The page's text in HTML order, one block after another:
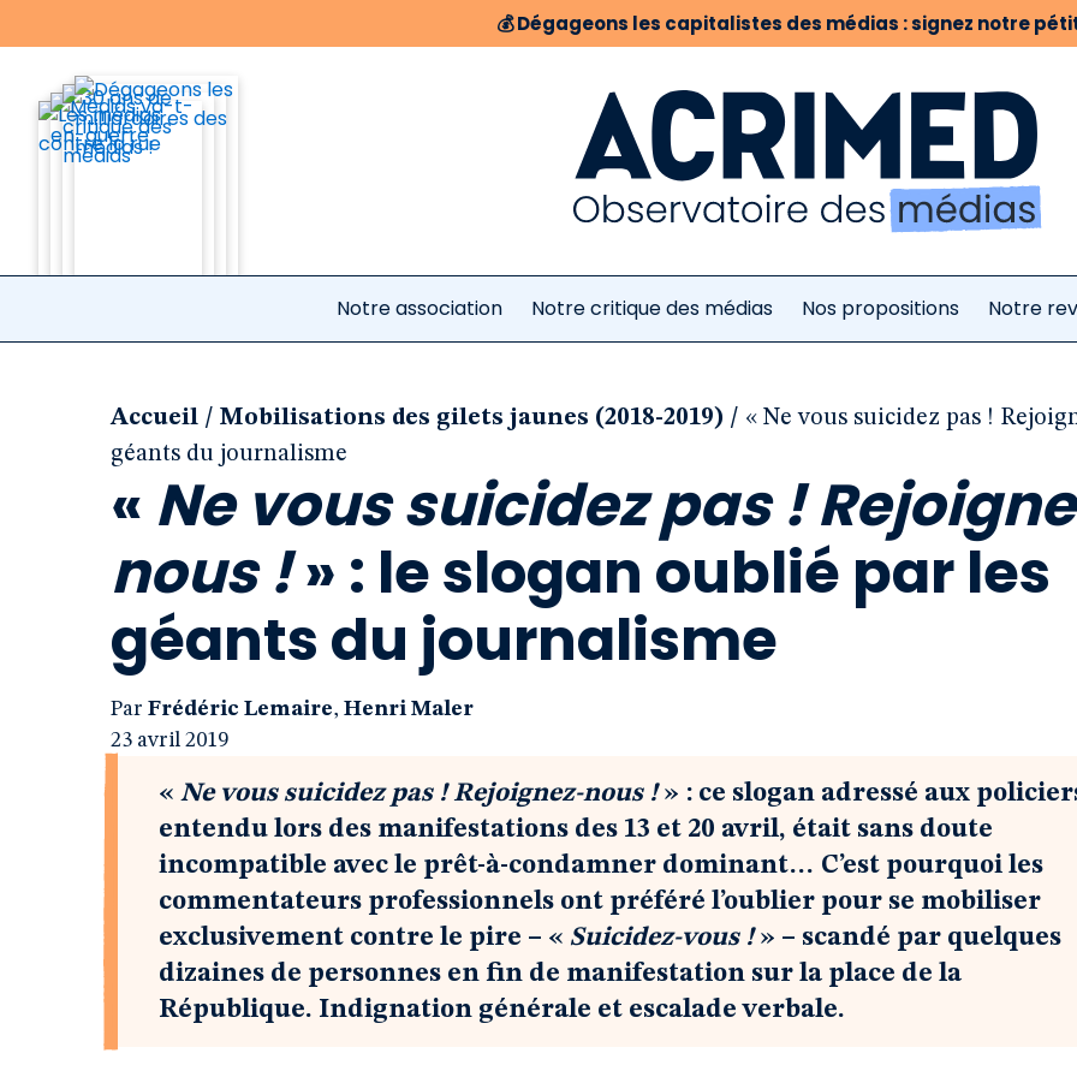
💰Dégageons les capitalistes des médias : signez notre
Notre association Notre critique des médias Nos propositions Notre
Accueil / Mobilisations des gilets jaunes (2018-2019) / « Ne vous suicidez pas !
géants du journalisme
« Ne vous suicidez pas !
nous !» : le slogan oublié par les
géants du journalisme
Par Frédéric Lemaire, Henri Maler
23 avril 2019
« Ne vous suicidez pas ! Rejoignez-nous !» : ce slogan adressé aux
entendu lors des manifestations des 13 et 20 avril, était sans doute
incompatible avec le prêt-à-condamner dominant… C’est pourquoi les
commentateurs professionnels ont préféré l’oublier pour se mobiliser
exclusivement contre le pire – « Suicidez-vous !» – scandé par quelques
dizaines de personnes en fin de manifestation sur la place de la
République. Indignation générale et escalade verbale.